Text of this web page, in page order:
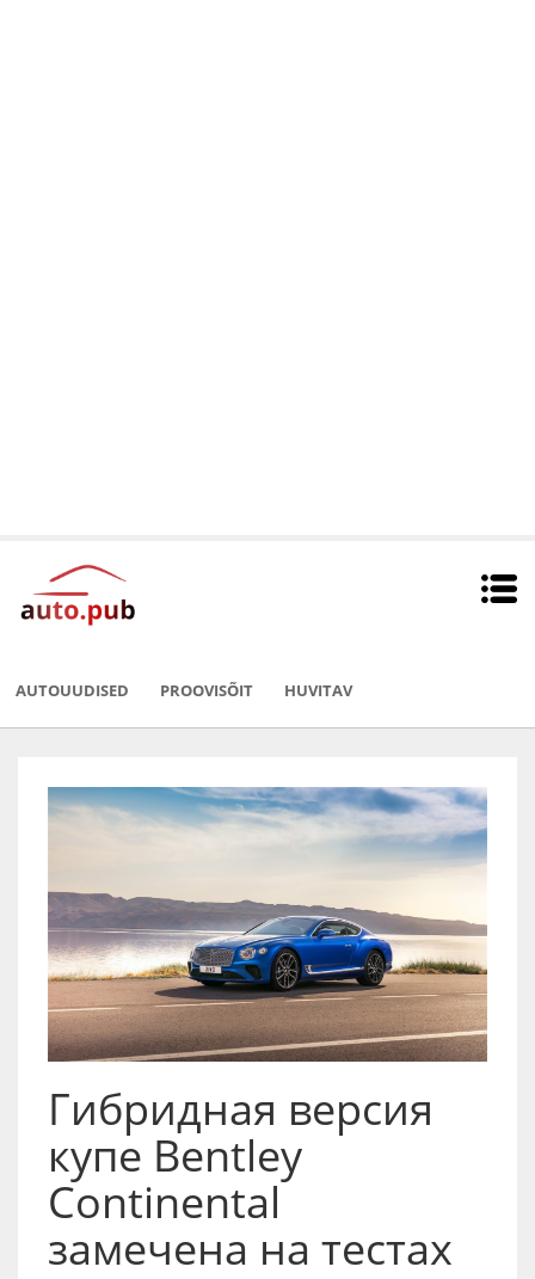
AUTOUUDISED PROOVISÕIT HUVITAV
Гибридная версия
купе Bentley
Continental
замечена на тестах